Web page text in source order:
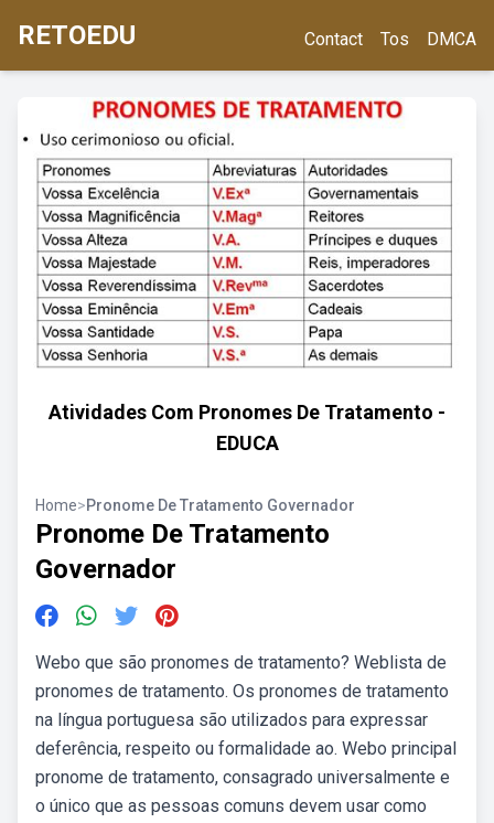
RETOEDU Contact Tos DMCA
Atividades Com Pronomes De Tratamento -
EDUCA
Home>Pronome De Tratamento Governador
Pronome De Tratamento
Governador
Webo que são pronomes de tratamento? Weblista de
pronomes de tratamento. Os pronomes de tratamento
na língua portuguesa são utilizados para expressar
deferência, respeito ou formalidade ao. Webo principal
pronome de tratamento, consagrado universalmente e
o único que as pessoas comuns devem usar como